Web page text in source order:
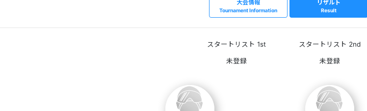
大会情報
Tournament Information
リザルト
Result
スタートリスト 1st スタートリスト 2nd